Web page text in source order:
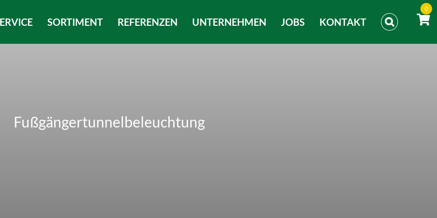
SORTIMENT REFERENZEN UNTERNEHMEN JOBS KONTAKT
Fußgängertunnel­beleuchtung
0